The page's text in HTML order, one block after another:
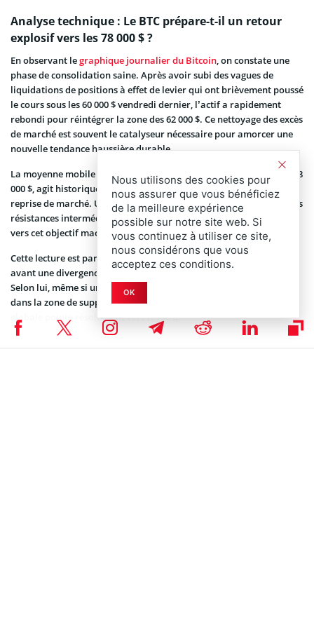
Analyse technique : Le BTC prépare-t-il un retour
explosif vers les 78 000 $ ?
En observant legraphique journalier du Bitcoin, on constate une
phase de consolidation saine. Après avoir subi des vagues de
liquidations de positions à effet de levier qui ont brièvement poussé
le cours sous les 60 000 $ vendredi dernier, l’actif a rapidement
rebondi pour réintégrer la zone des 62 000 $. Ce nettoyage des excès
de marché est souvent le catalyseur nécessaire pour amorcer une
nouvelle tendance haussière durable.
La moyenne mobile sur 200 jours, actuellement située autour des 78
000 $, agit historiquement comme un aimant lors des phases de
reprise de marché. Une clôture journalière confirmée au-dessus des
résistances intermédiaires pourrait déclencher un rallye rapide
vers cet objectif macro.
Cette lecture est partagée par l’analyste SuperBro, qui met en
avant une divergence haussière majeure sur le RSI hebdomadaire.
Selon lui, même si une brève incursion de liquidité reste possible
dans la zone de support des 58 000 $ à 60 000 $, la trajectoire
globale pointe résolument vers le nord.
Nous utilisons des cookies pour
nous assurer que vous bénéficiez
de la meilleure expérience
possible sur notre site web. Si
vous continuez à utiliser ce site,
nous considérons que vous
acceptez ces conditions.
OK